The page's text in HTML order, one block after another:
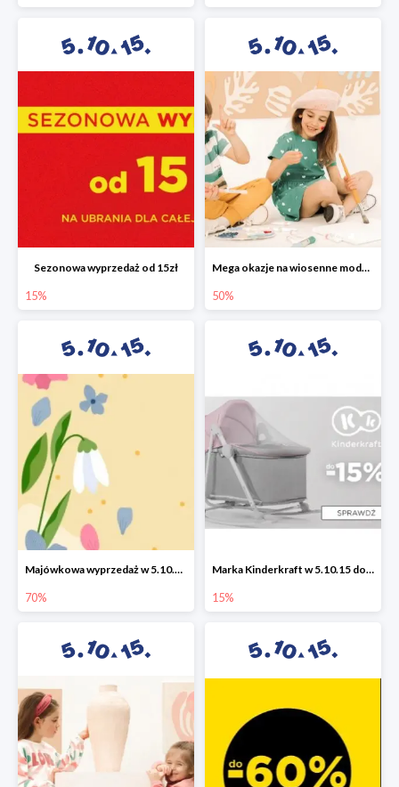
Sezonowa wyprzedaż od 15zł
15%
Mega okazje na wiosenne modele w 5.10.15 do -50%
50%
Majówkowa wyprzedaż w 5.10.15 do -70%
70%
Marka Kinderkraft w 5.10.15 do -15%
15%